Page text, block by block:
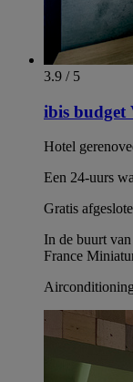
3.9 / 5
ibis budget
Hotel
Een 24-uurs
Gratis
In de buurt
France